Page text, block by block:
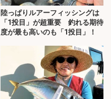
陸っぱりルアーフィッシングは
「1投目」が超重要 釣れる期待
度が最も高いのも「1投目」！